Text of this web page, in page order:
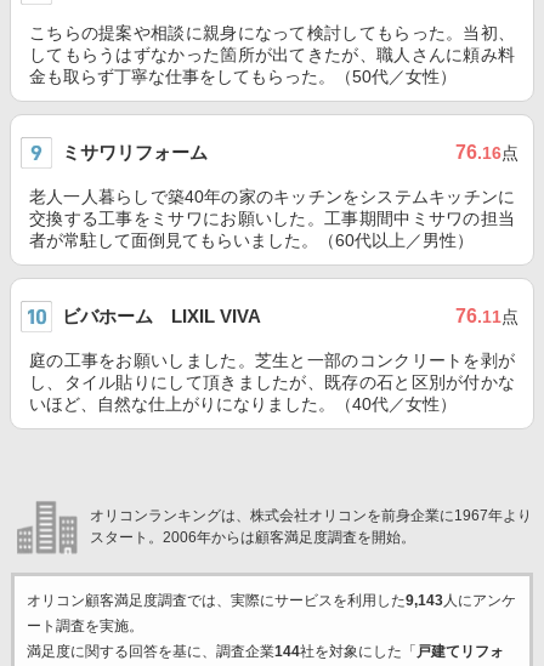
こちらの提案や相談に親身になって検討してもらった。当初、
してもらうはずなかった箇所が出てきたが、職人さんに頼み料
金も取らず丁寧な仕事をしてもらった。（50代／女性）
ミサワリフォーム 76.16点
老人一人暮らしで築40年の家のキッチンをシステムキッチンに
交換する工事をミサワにお願いした。工事期間中ミサワの担当
者が常駐して面倒見てもらいました。（60代以上／男性）
ビバホーム LIXIL VIVA 76.11点
庭の工事をお願いしました。芝生と一部のコンクリートを剥が
し、タイル貼りにして頂きましたが、既存の石と区別が付かな
いほど、自然な仕上がりになりました。（40代／女性）
オリコンランキングは、株式会社オリコンを前身企業に1967年より
スタート。2006年からは顧客満足度調査を開始。
オリコン顧客満足度調査では、実際にサービスを利用した9,143人にアンケ
ート調査を実施。
満足度に関する回答を基に、調査企業144社を対象にした「 戸建てリフォ